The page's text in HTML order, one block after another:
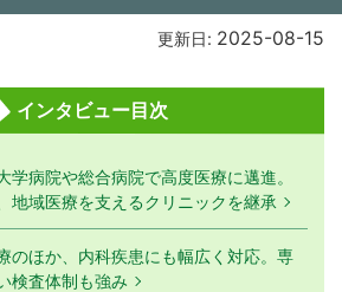
更新日: 2025-08-15
インタビュー目次
学病院や総合病院で高度医療に邁進。
地域医療を支えるクリニックを継承
のほか、内科疾患にも幅広く対応。専
検査体制も強み